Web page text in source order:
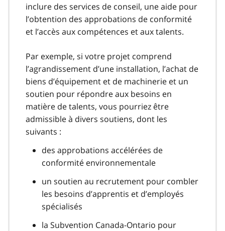
inclure des services de conseil, une aide pour
l’obtention des approbations de conformité
et l’accès aux compétences et aux talents.
Par exemple, si votre projet comprend
l’agrandissement d’une installation, l’achat de
biens d’équipement et de machinerie et un
soutien pour répondre aux besoins en
matière de talents, vous pourriez être
admissible à divers soutiens, dont les
suivants :
des approbations accélérées de
conformité environnementale
un soutien au recrutement pour combler
les besoins d’apprentis et d’employés
spécialisés
la Subvention Canada-Ontario pour